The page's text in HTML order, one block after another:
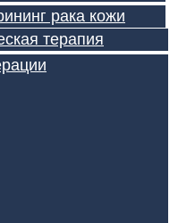
рака кожи
терапия